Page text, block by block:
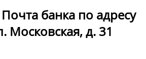
банка по адресу
Московская, д. 31